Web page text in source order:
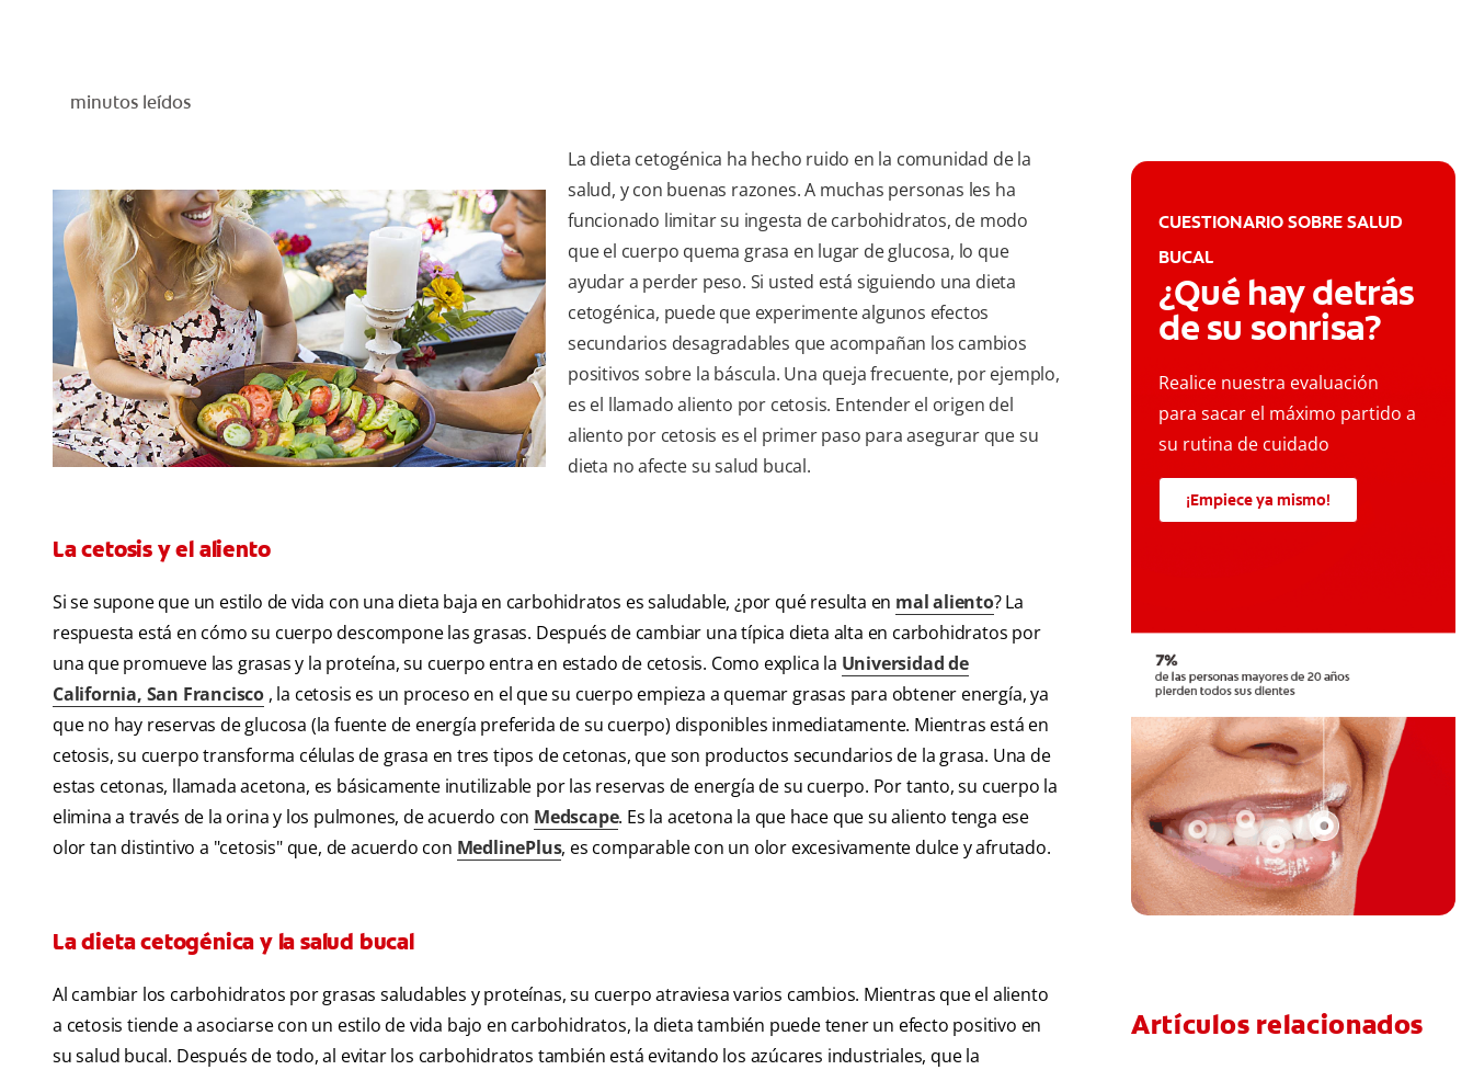
minutos leídos
La dieta cetogénica ha hecho ruido en la comunidad de la
salud, y con buenas razones. A muchas personas les ha
funcionado limitar su ingesta de carbohidratos, de modo
que el cuerpo quema grasa en lugar de glucosa, lo que
ayudar a perder peso. Si usted está siguiendo una dieta
cetogénica, puede que experimente algunos efectos
secundarios desagradables que acompañan los cambios
positivos sobre la báscula. Una queja frecuente, por ejemplo,
es el llamado aliento por cetosis. Entender el origen del
aliento por cetosis es el primer paso para asegurar que su
dieta no afecte su salud bucal.
La cetosis y el aliento
Si se supone que un estilo de vida con una dieta baja en carbohidratos es saludable, ¿por qué resulta en mal aliento? La
respuesta está en cómo su cuerpo descompone las grasas. Después de cambiar una típica dieta alta en carbohidratos por
una que promueve las grasas y la proteína, su cuerpo entra en estado de cetosis. Como explica la Universidad de
California, San Francisco , la cetosis es un proceso en el que su cuerpo empieza a quemar grasas para obtener energía, ya
que no hay reservas de glucosa (la fuente de energía preferida de su cuerpo) disponibles inmediatamente. Mientras está en
cetosis, su cuerpo transforma células de grasa en tres tipos de cetonas, que son productos secundarios de la grasa. Una de
estas cetonas, llamada acetona, es básicamente inutilizable por las reservas de energía de su cuerpo. Por tanto, su cuerpo la
elimina a través de la orina y los pulmones, de acuerdo con Medscape. Es la acetona la que hace que su aliento tenga ese
olor tan distintivo a "cetosis" que, de acuerdo con MedlinePlus, es comparable con un olor excesivamente dulce y afrutado.
La dieta cetogénica y la salud bucal
Al cambiar los carbohidratos por grasas saludables y proteínas, su cuerpo atraviesa varios cambios. Mientras que el aliento
a cetosis tiende a asociarse con un estilo de vida bajo en carbohidratos, la dieta también puede tener un efecto positivo en
su salud bucal. Después de todo, al evitar los carbohidratos también está evitando los azúcares industriales, que la
CUESTIONARIO SOBRE SALUD
BUCAL
¿Qué hay detrás
de su sonrisa?
Realice nuestra evaluación
para sacar el máximo partido a
su rutina de cuidado
¡Empiece ya mismo!
Artículos relacionados